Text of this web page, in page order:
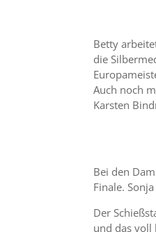
Betty
die
Auch noch
Karsten
Bei den
Finale.
Der
und das voll